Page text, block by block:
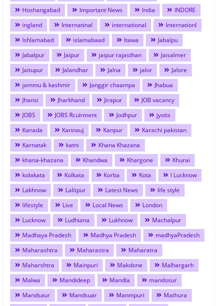
Hoshangabad
Important News India
INDORE
ingland
Internatinal international
Internationl
Ishlamabad
islamabaad Itawa
Jabalpu
Jabalpur
Jaipur jaipur rajasthan
Jaisalmer
Jaitupur
Jalandhar Jalna jalor
Jalore
jammu & kashmir
Janggir chaampa
Jhabua
Jhansi
Jharkhand Jirapur
JOB vacancy
JOBS
JOBS Rcuirment Jodhpur
jyotis
Kanada
Kannauj Kanpur
Karachi pakistan
Karnatak
katni
Khana Khazana
khana-khazana
Khandwa Khargone
Khurai
kolakata
Kolkata Korba Kota
l Lucknow
Lakhnow
Lalitpur Latest News
life style
lifestyle
Live Local News
London
Lucknow
Ludhiana Lukhnow
Machalpur
Madhaya Pradesh
Madhya Pradesh
madhyaPradesh
Maharashtra
Maharastra
Maharatra
Maharshtra
Mainpuri Makdone
Malhargarh
Malwa
Mandideep Mandla
mandosur
Mandsaur
Mandsuar Manmpuri
Mathura